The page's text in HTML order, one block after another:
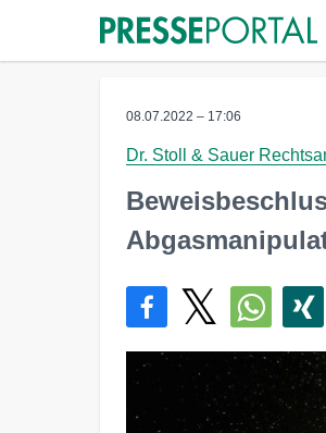
08.07.2022 – 17:06
Dr. Stoll & Sauer